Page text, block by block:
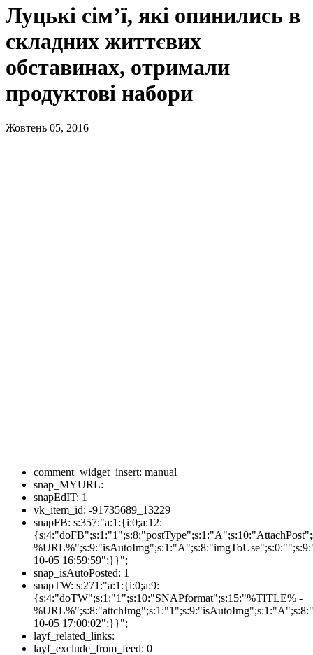
Луцькі сім’ї, які опинились в
складних життєвих
обставинах, отримали
продуктові набори
Жовтень 05, 2016
comment_widget_insert: manual
snap_MYURL:
snapEdIT: 1
vk_item_id: -91735689_13229
snapFB: s:357:"a:1:{i:0;a:12:
10-05 16:59:59";}}";
snap_isAutoPosted: 1
snapTW: s:271:"a:1:{i:0;a:9:
{s:4:"doTW";s:1:"1";s:10:"SNAPformat";s:15:"%TITLE% -
10-05 17:00:02";}}";
layf_related_links:
layf_exclude_from_feed: 0